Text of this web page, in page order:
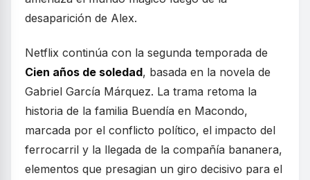
desaparición de Alex.
Netflix continúa con la segunda temporada de
Cien años de soledad, basada en la novela de
Gabriel García Márquez. La trama retoma la
historia de la familia Buendía en Macondo,
marcada por el conflicto político, el impacto del
ferrocarril y la llegada de la compañía bananera,
elementos que presagian un giro decisivo para el